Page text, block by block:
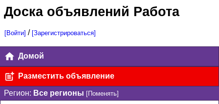
Доска объявлений Работа
[Войти] / [Зарегистрироваться]
Домой
Разместить объявление
Регион: Все регионы [Поменять]